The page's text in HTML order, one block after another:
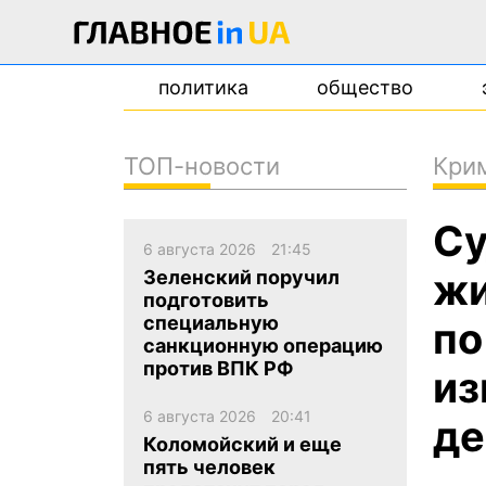
политика общество
ТОП-новости
6 августа 2026 21:45
Зеленский поручил
подготовить
специальную
санкционную операцию
против ВПК РФ
6 августа 2026 20:41
Коломойский и еще
пять человек